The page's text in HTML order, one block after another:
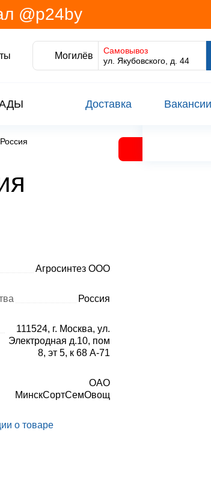
@p24by
Могилёв
Самовывоз
ул. Якубовского, д. 44
Доставка Вакансии
Агросинтез ООО
Россия
111524, г. Москва, ул.
Электродная д.10, пом
8, эт 5, к 68 А-71
ОАО
МинскСортСемОвощ
о товаре